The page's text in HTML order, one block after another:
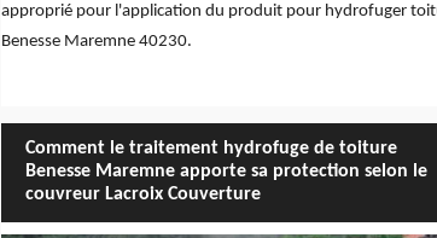
approprié pour l'application du produit pour hydrofuger
Benesse Maremne 40230.
Comment le traitement hydrofuge de toiture
Benesse Maremne apporte sa protection selon le
couvreur Lacroix Couverture